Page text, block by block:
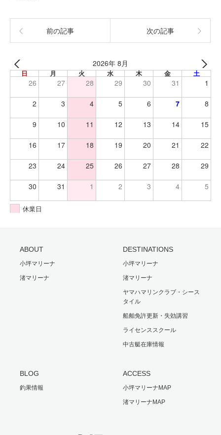
前の記事 次の記事
2026年 8月
日 月 火 水 木 金 土
26 27 28 29 30 31 1
2 3 4 5 6 7 8
9 10 11 12 13 14 15
16 17 18 19 20 21 22
23 24 25 26 27 28 29
30 31 1 2 3 4 5
休業日
ABOUT
小坪マリーナ
渚マリーナ
DESTINATIONS
小坪マリーナ
渚マリーナ
ヤマハマリンクラブ・シース
タイル
船舶免許更新・失効講習
ライセンススクール
中古艇在庫情報
BLOG
釣果情報
ACCESS
小坪マリーナMAP
渚マリーナMAP